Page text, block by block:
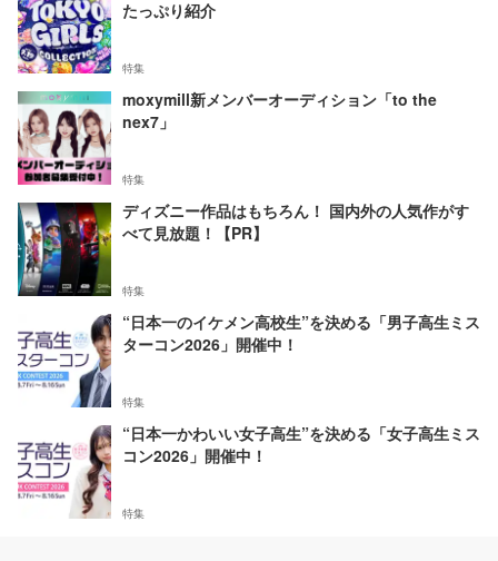
たっぷり紹介
特集
moxymill新メンバーオーディション「to the
nex7」
特集
ディズニー作品はもちろん！ 国内外の人気作がす
べて見放題！【PR】
特集
“日本一のイケメン高校生”を決める「男子高生ミス
ターコン2026」開催中！
特集
“日本一かわいい女子高生”を決める「女子高生ミス
コン2026」開催中！
特集